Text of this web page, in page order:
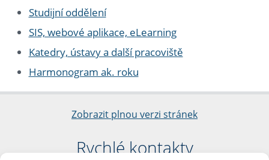
Studijní oddělení
SIS, webové aplikace, eLearning
Katedry, ústavy a další pracoviště
Harmonogram ak. roku
Zobrazit plnou verzi stránek
Rychlé kontakty